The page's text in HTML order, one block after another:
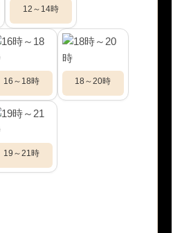
12～14時
16～18時 18～20時
19～21時